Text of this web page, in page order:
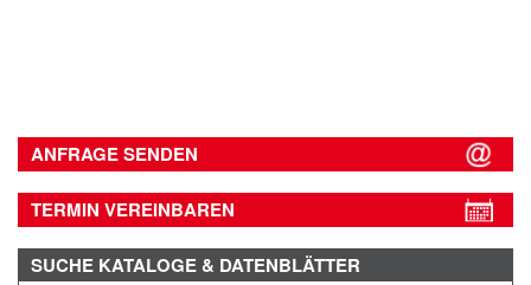
ANFRAGE SENDEN
TERMIN VEREINBAREN
SUCHE KATALOGE & DATENBLÄTTER